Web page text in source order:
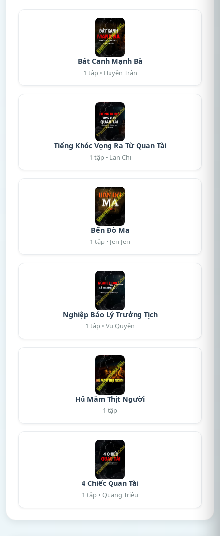
Bát Canh Mạnh Bà
1 tập • Huyền Trân
Tiếng Khóc Vọng Ra Từ Quan Tài
1 tập • Lan Chi
Bến Đò Ma
1 tập • Jen Jen
Nghiệp Báo Lý Trưởng Tịch
1 tập • Vu Quyên
Hũ Mắm Thịt Người
1 tập
4 Chiếc Quan Tài
1 tập • Quang Triệu